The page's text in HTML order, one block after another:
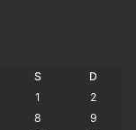
S
D
1
2
8
9